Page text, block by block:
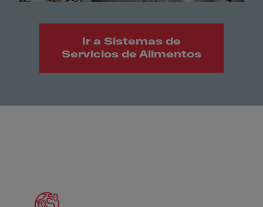
Ir a Sistemas de
Servicios de Alimentos